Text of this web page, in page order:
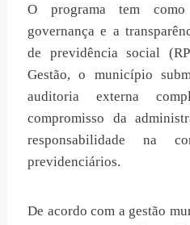
O programa tem
governança e a
de previdência social
Gestão, o município
auditoria externa
compromisso da
responsabilidade na
previdenciários.
De acordo com a gestão